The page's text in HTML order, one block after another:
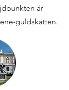
är
guldskatten.